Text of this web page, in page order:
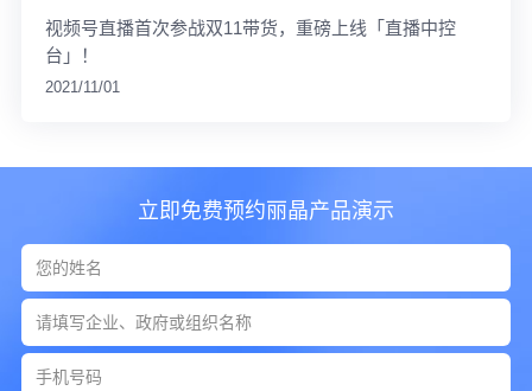
视频号直播首次参战双11带货，重磅上线「直播中控
台」！
2021/11/01
立即免费预约丽晶产品演示